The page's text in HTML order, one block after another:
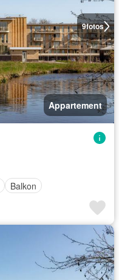
9fotos
Appartement
Balkon